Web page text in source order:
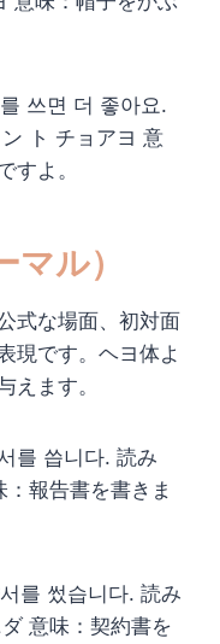
쓰면 더 좋아요.
ト チョアヨ 意
すよ。
ル）
式な場面、初対面
現です。ヘヨ体よ
えます。
를 씁니다. 読み
報告書を書きま
를 썼습니다. 読み
意味：契約書を